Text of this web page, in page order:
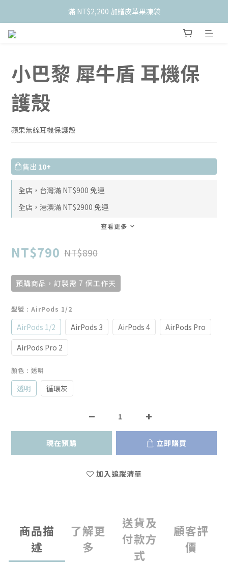
    新會員限定！加入官網會員現折 $50
滿 NT$2,200 加贈皮革果凍袋
小巴黎 犀牛盾 耳機保
護殼
蘋果無線耳機保護殼
售出 10+
全店，台灣滿 NT$900 免運
全店，港澳滿 NT$2900 免運
查看更多
NT$790 NT$890
預購商品，訂製需 7 個工作天
型號 : AirPods 1/2
AirPods 1/2 AirPods 3 AirPods 4
AirPods Pro
AirPods Pro 2
顏色 : 透明
透明 循環灰
現在預購 立即購買
加入追蹤清單
商品描
述
了解更
多
送貨及
付款方
式
顧客評
價